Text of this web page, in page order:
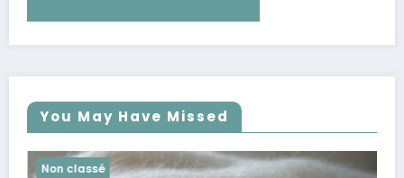
You May Have Missed
Non classé